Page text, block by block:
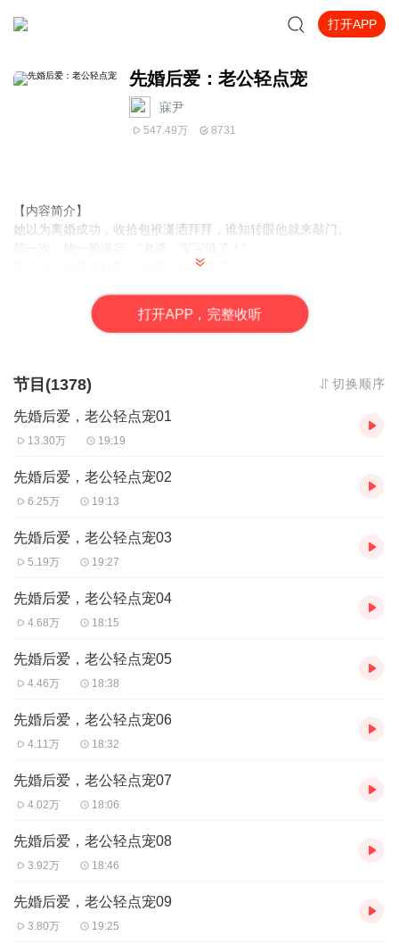
打开APP
先婚后爱：老公轻点宠
寐尹
547.49万 8731
【内容简介】
她以为离婚成功，收拾包袱潇洒拜拜，谁知转眼他就来敲门。
第二次，他死皮赖脸：“老婆，我也饿了！”
前夫的夺情索爱，她无力反抗，步步惊情。
“我们已经离婚了！”她终于忍无可忍。
【作者/主播简介】
主播：寐尹，纷呈的故事，多彩的人生，美妙的声音！寐尹在这里
与您共享声音的盛宴！
【购买须知】
1、本作品为付费有声书，前200集为免费试听，购买成功后，即可
2、版权归原作者所有，严禁翻录成任何形式，严禁在任何第三方平
台传播，违者将追究其法律责任。
3、如在充值/购买环节遇到问题，可以通过页面右上方按钮，分享至
4、在购买过程中，如果你有任何问题，可以在微信搜索公众号
【bestxmly】或搜索【喜马拉雅付费精品】来随时咨询问题，也可
打开APP，完整收听
节目(1378) 切换顺序
先婚后爱，老公轻点宠01
13.30万 19:19
先婚后爱，老公轻点宠02
6.25万 19:13
先婚后爱，老公轻点宠03
5.19万 19:27
先婚后爱，老公轻点宠04
4.68万 18:15
先婚后爱，老公轻点宠05
4.46万 18:38
先婚后爱，老公轻点宠06
4.11万 18:32
先婚后爱，老公轻点宠07
4.02万 18:06
先婚后爱，老公轻点宠08
3.92万 18:46
先婚后爱，老公轻点宠09
3.80万 19:25